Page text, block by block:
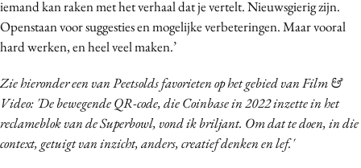
iemand kan raken met het verhaal dat je vertelt. Nieuwsgierig zijn.
Openstaan voor suggesties en mogelijke verbeteringen. Maar vooral
hard werken, en heel veel maken.’
Zie hieronder een van Peetsolds favorieten op het gebied van Film &
Video: 'De bewegende QR-code, die Coinbase in 2022 inzette in het
reclameblok van de Superbowl, vond ik briljant. Om dat te doen, in die
context, getuigt van inzicht, anders, creatief denken en lef.'